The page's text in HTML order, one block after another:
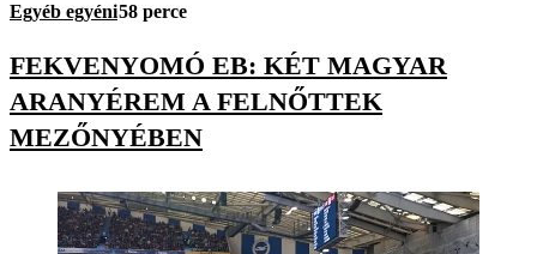
Egyéb egyéni58 perce
FEKVENYOMÓ EB: KÉT MAGYAR
ARANYÉREM A FELNŐTTEK
MEZŐNYÉBEN